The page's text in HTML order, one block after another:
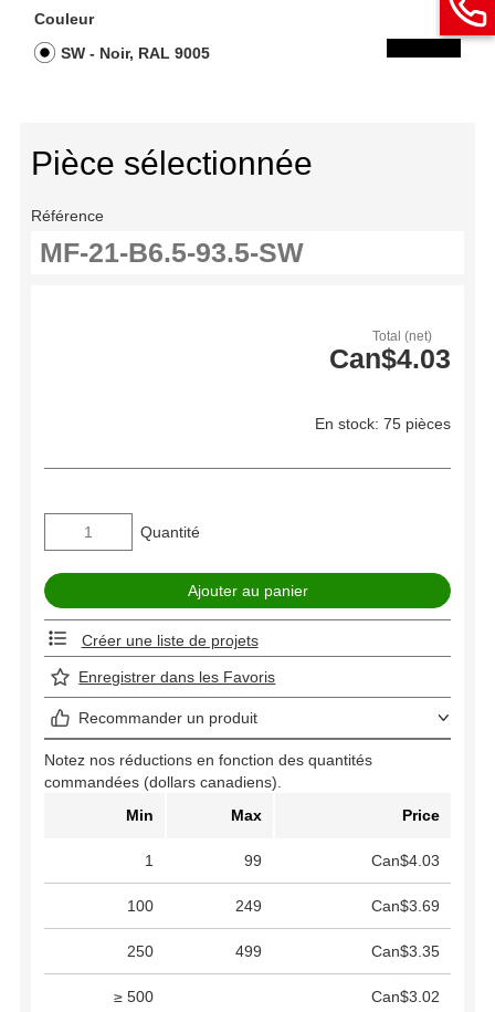
Couleur
SW - Noir, RAL 9005
Pièce sélectionnée
Référence
Total (net)
Can$4.03
En stock: 75 pièces
Quantité
Créer une liste de projets
Enregistrer dans les Favoris
Recommander un produit
Notez nos réductions en fonction des quantités
commandées (dollars canadiens).
Min
Max Price
1 99 Can$4.03
100 249 Can$3.69
250 499 Can$3.35
≥ 500 Can$3.02